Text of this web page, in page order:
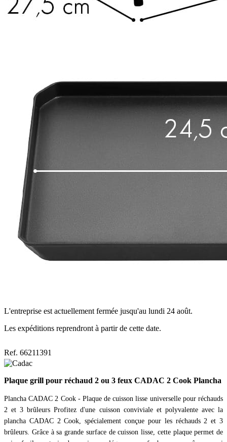
L'entreprise est actuellement fermée jusqu'au lundi 24 août.
Les expéditions reprendront à partir de cette date.
Ref. 66211391
Plaque grill pour réchaud 2 ou 3 feux CADAC 2 Cook Plancha
Plancha CADAC 2 Cook - Plaque de cuisson lisse universelle pour réchauds
2 et 3 brûleurs Profitez d'une cuisson conviviale et polyvalente avec la
plancha CADAC 2 Cook, spécialement conçue pour les réchauds 2 et 3
brûleurs. Grâce à sa grande surface de cuisson lisse, cette plaque permet de